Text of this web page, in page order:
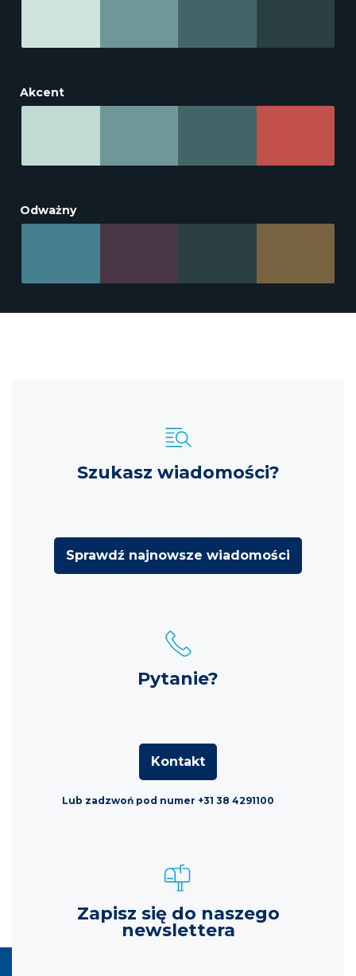
Akcent
Odważny
Szukasz wiadomości?
Sprawdź najnowsze wiadomości
Pytanie?
Kontakt
Lub zadzwoń pod numer +31 38 4291100
Zapisz się do naszego
newslettera